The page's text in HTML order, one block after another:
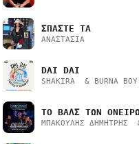
ΣΠΑΣΤΕ ΤΑ
ΑΝΑΣΤΑΣΙΑ
DAI DAI
SHAKIRA & BURNA BOY